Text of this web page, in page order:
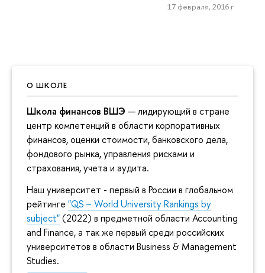
О ШКОЛЕ
Школа финансов ВШЭ — лидирующий в стране
центр компетенций в области корпоративных
финансов, оценки стоимости, банковского дела,
фондового рынка, управления рисками и
страхования, учета и аудита.
Наш университет - первый в России в глобальном
рейтинге "QS – World University Rankings by
subject"(2022) в предметной области Accounting
and Finance, а так же первый среди российских
университетов в области Business & Management
Studies.
17 февраля, 2016 г.